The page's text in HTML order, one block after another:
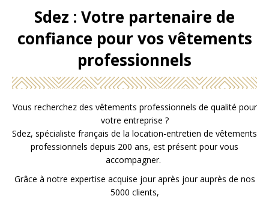
Sdez : Votre partenaire de
confiance pour vos vêtements
professionnels
Vous recherchez des vêtements professionnels de qualité pour
votre entreprise ?
Sdez, spécialiste français de la location-entretien de vêtements
professionnels depuis 200 ans, est présent pour vous
accompagner.
Grâce à notre expertise acquise jour après jour auprès de nos
5000 clients,